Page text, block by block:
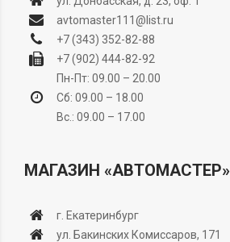
avtomaster111@list.ru
+7 (343) 352-82-88
+7 (902) 444-82-92
Пн-Пт: 09.00 – 20.00
Сб: 09.00 – 18.00
Вс.: 09.00 – 17.00
МАГАЗИН «АВТОМАСТЕР»
г. Екатеринбург
ул. Бакинских Комиссаров, 171